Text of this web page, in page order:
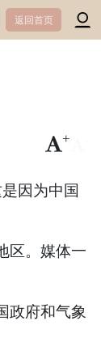
返回首页
+
因为中国
区。媒体一
政府和气象